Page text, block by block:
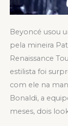
Beyoncé usou
pela mineira
Renaissance
estilista foi
com ele na
Bonaldi, a
meses, dois